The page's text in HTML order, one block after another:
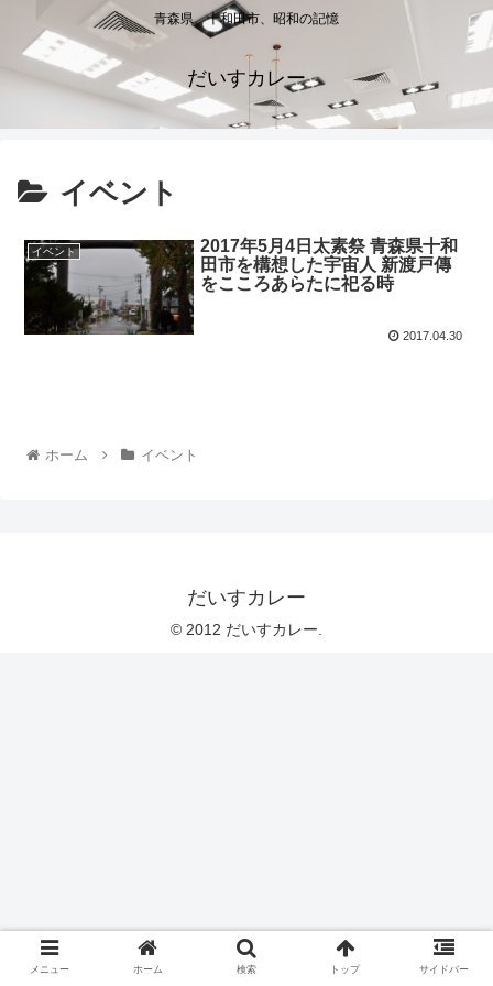
青森県、十和田市、昭和の記憶
だいすカレー
イベント
イベント
2017年5月4日太素祭 青森県十和
田市を構想した宇宙人 新渡戸傳
をこころあらたに祀る時
2017.04.30
ホーム イベント
だいすカレー
© 2012 だいすカレー.
メニュー ホーム 検索 トップ サイドバー